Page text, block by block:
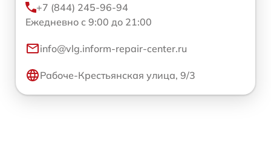
+7 (844) 245-96-94
Ежедневно с 9:00 до 21:00
info@vlg.inform-repair-center.ru
Рабоче-Крестьянская улица, 9/3